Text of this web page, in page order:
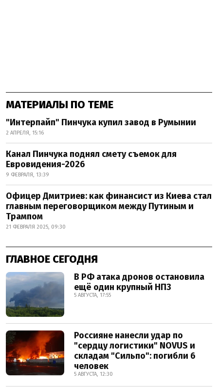
МАТЕРИАЛЫ ПО ТЕМЕ
"Интерпайп" Пинчука купил завод в Румынии
2 АПРЕЛЯ, 15:16
Канал Пинчука поднял смету съемок для
Евровидения-2026
9 ФЕВРАЛЯ, 13:39
Офицер Дмитриев: как финансист из Киева стал
главным переговорщиком между Путиным и
Трампом
21 ФЕВРАЛЯ 2025, 09:30
ГЛАВНОЕ СЕГОДНЯ
В РФ атака дронов остановила
ещё один крупный НПЗ
5 АВГУСТА, 17:55
Россияне нанесли удар по
"сердцу логистики" NOVUS и
складам "Сильпо": погибли 6
человек
5 АВГУСТА, 12:30